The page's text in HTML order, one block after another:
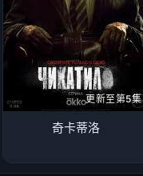
更新至第5集
奇卡蒂洛